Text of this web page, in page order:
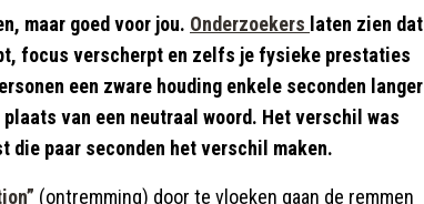
maar goed voor jou. Onderzoekers laten zien dat
focus verscherpt en zelfs je fysieke prestaties
een zware houding enkele seconden langer
plaats van een neutraal woord. Het verschil was
paar seconden het verschil maken.
(ontremming) door te vloeken gaan de remmen